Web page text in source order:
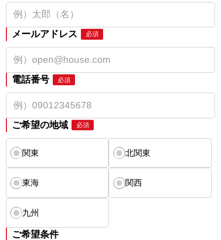
メールアドレス 必須
電話番号 必須
ご希望の地域 必須
関東 北関東
東海 関西
九州
ご希望条件